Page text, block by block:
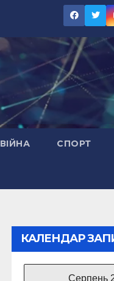
ВІЙНА СПОРТ
КАЛЕНДАР
Серпень